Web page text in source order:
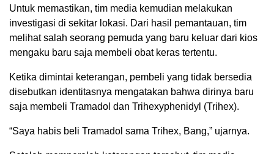
Untuk memastikan, tim media kemudian melakukan
investigasi di sekitar lokasi. Dari hasil pemantauan, tim
melihat salah seorang pemuda yang baru keluar dari kios
mengaku baru saja membeli obat keras tertentu.
Ketika dimintai keterangan, pembeli yang tidak bersedia
disebutkan identitasnya mengatakan bahwa dirinya baru
saja membeli Tramadol dan Trihexyphenidyl (Trihex).
“Saya habis beli Tramadol sama Trihex, Bang,” ujarnya.